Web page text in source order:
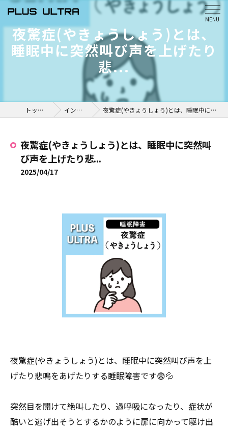
夜驚症(やきょうしょう)とは、
睡眠中に突然叫び声を上げたり
悲...
トップページ インスタ掲載 夜驚症(やきょうしょう)とは、睡眠中に突然叫び声を上げたり悲...
夜驚症(やきょうしょう)とは、睡眠中に突然叫
び声を上げたり悲...
2025/04/17
夜驚症(やきょうしょう)とは、睡眠中に突然叫び声を上
げたり悲鳴をあげたりする睡眠障害です😨💦
突然目を開けて絶叫したり、過呼吸になったり、症状が
酷いと逃げ出そうとするかのように扉に向かって駆け出